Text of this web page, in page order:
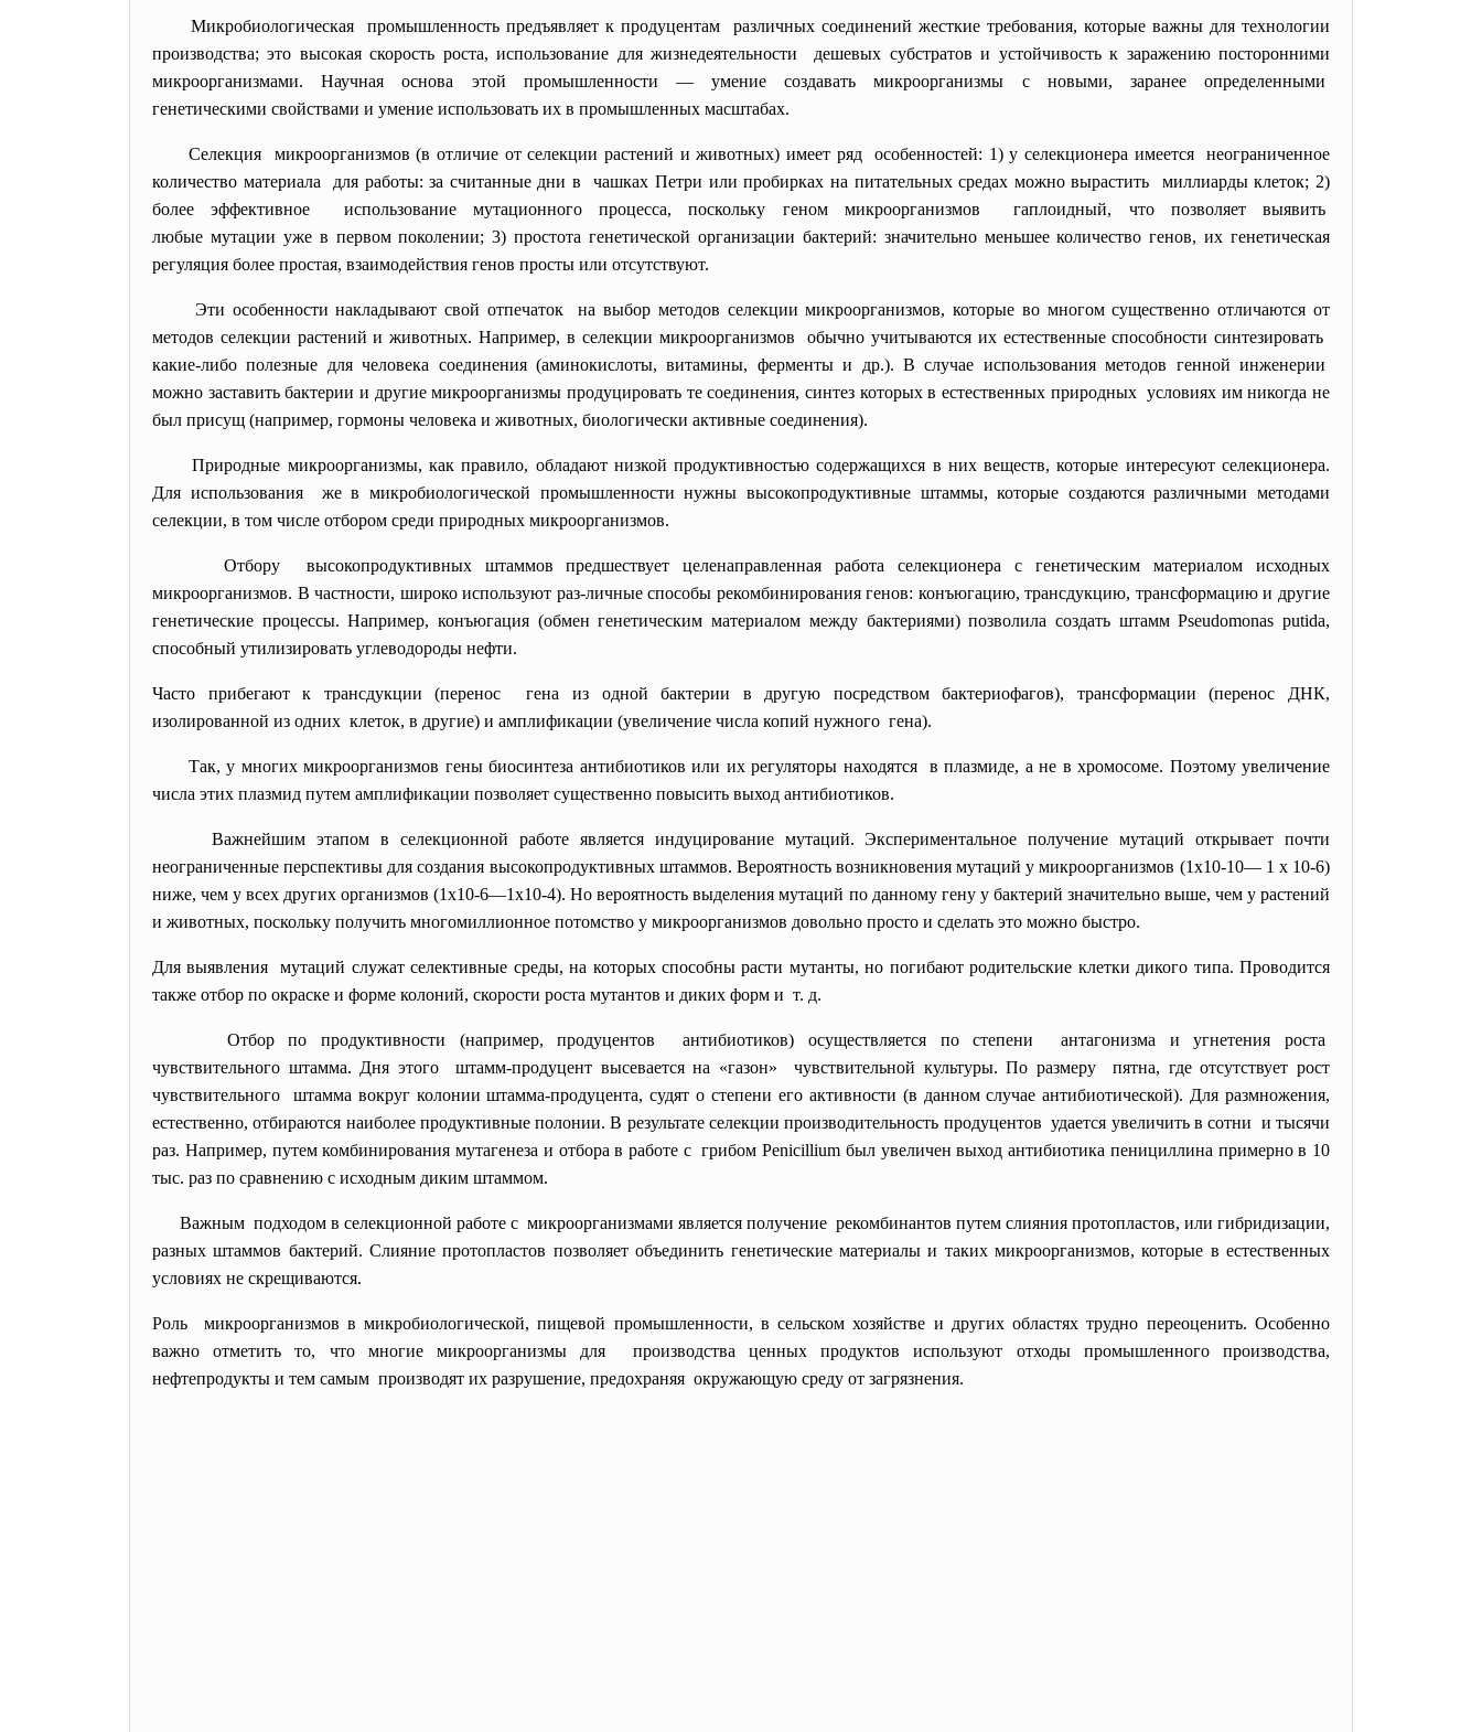
Микробиологическая промышленность предъявляет к продуцентам различных соединений жесткие требования, которые важны для технологии
производства; это высокая скорость роста, использование дляжизнедеятельности дешевых субстратов и устойчивость к заражению посторонними
микроорганизмами. Научная основа этой промышленности — умение создавать микроорганизмы с новыми, заранее определенными
генетическими свойствами и умение использовать их в промышленных масштабах.
Селекция микроорганизмов (в отличие от селекции растений и животных) имеет ряд особенностей: 1) у селекционера имеется неограниченное
количество материала для работы: за считанные дни в чашках Петри или пробирках на питательных средах можно вырастить миллиарды клеток; 2)
более эффективное использование мутационного процесса, поскольку геном микроорганизмов гаплоидный, что позволяет выявить
любые мутации уже в первом поколении; 3) простота генетической организации бактерий: значительно меньшее количество генов, их генетическая
регуляция более простая, взаимодействия генов просты или отсутствуют.
Эти особенности накладывают свой отпечаток на выбор методов селекции микроорганизмов, которые во многом существенно отличаются от
методов селекции растений и животных. Например, в селекции микроорганизмов обычно учитываются их естественные способности синтезировать
какие-либо полезные для человека соединения (аминокислоты, витамины, ферменты и др.). В случае использования методов генной инженерии
можно заставить бактерии и другие микроорганизмы продуцировать те соединения, синтез которых в естественных природных условиях им никогда не
был присущ (например, гормоны человека и животных, биологически активные соединения).
Природные микроорганизмы, как правило, обладают низкой продуктивностью содержащихся в них веществ, которые интересуют селекционера.
Для использования же в микробиологической промышленности нужны высокопродуктивные штаммы, которые создаются различными методами
селекции, в том числе отбором среди природных микроорганизмов.
Отбору высокопродуктивных штаммов предшествует целенаправленная работа селекционера с генетическим материалом исходных
микроорганизмов. В частности, широко используют раз-личные способы рекомбинирования генов: конъюгацию, трансдукцию, трансформацию и другие
генетические процессы. Например, конъюгация (обмен генетическим материалом между бактериями) позволила создать штамм Pseudomonas putida,
способный утилизировать углеводороды нефти.
Часто прибегают к трансдукции (перенос гена из одной бактерии в другую посредством бактериофагов), трансформации (перенос ДНК,
изолированной из одних клеток, в другие) и амплификации (увеличение числа копий нужного гена).
Так, у многих микроорганизмов гены биосинтеза антибиотиков или их регуляторы находятся в плазмиде, а не в хромосоме. Поэтому увеличение
числа этих плазмид путем амплификации позволяет существенно повысить выход антибиотиков.
Важнейшим этапом в селекционной работе является индуцирование мутаций. Экспериментальное получение мутаций открывает почти
неограниченные перспективы для создания высокопродуктивных штаммов. Вероятность возникновения мутаций у микроорганизмов (1x10-10— 1 х 10-6)
ниже, чем у всех других организмов (1x10-6—1x10-4). Но вероятность выделения мутаций по данному гену у бактерий значительно выше, чем у растений
и животных, поскольку получить многомиллионное потомство у микроорганизмов довольно просто и сделать это можно быстро.
Для выявления мутаций служат селективные среды, на которых способны расти мутанты, но погибают родительские клетки дикого типа. Проводится
также отбор по окраске и форме колоний, скорости роста мутантов и диких форм и т. д.
Отбор по продуктивности (например, продуцентов антибиотиков) осуществляется по степени антагонизма и угнетения роста
чувствительного штамма. Дня этого штамм-продуцент высевается на «газон» чувствительной культуры. По размеру пятна, где отсутствует рост
чувствительного штамма вокруг колонии штамма-продуцента, судят о степени его активности (в данном случае антибиотической). Для размножения,
естественно, отбираются наиболее продуктивные полонии. В результате селекции производительность продуцентов удается увеличить в сотни и тысячи
раз. Например, путем комбинирования мутагенеза и отбора в работе с грибом Penicillium был увеличен выход антибиотика пенициллина примерно в 10
тыс. раз по сравнению с исходным диким штаммом.
Важным подходом в селекционной работе с микроорганизмами является получение рекомбинантов путем слияния протопластов, или гибридизации,
разных штаммов бактерий. Слияние протопластов позволяет объединить генетические материалы и таких микроорганизмов, которые в естественных
условиях не скрещиваются.
Роль микроорганизмов вмикробиологической, пищевой промышленности, в сельском хозяйстве и других областях трудно переоценить. Особенно
важно отметить то, что многие микроорганизмы для производства ценных продуктов используют отходы промышленного производства,
нефтепродукты и тем самым производят их разрушение, предохраняя окружающую среду от загрязнения.